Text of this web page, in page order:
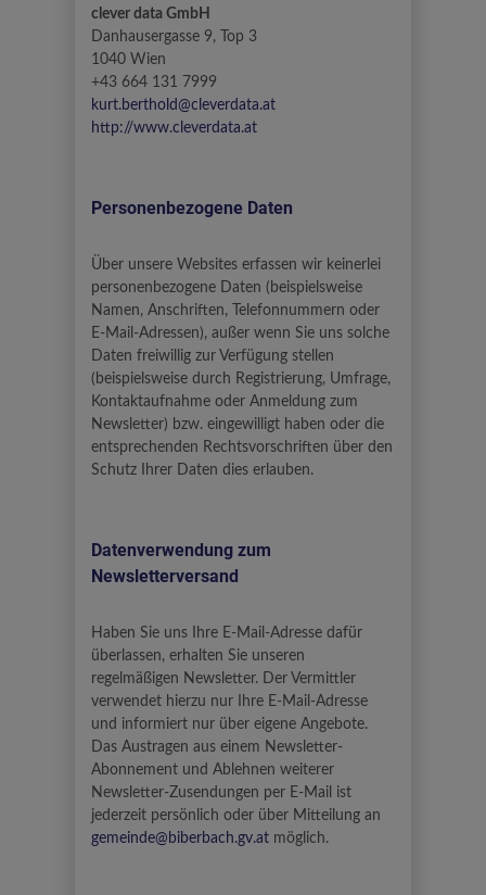
clever data GmbH
Danhausergasse 9, Top 3
1040 Wien
+43 664 131 7999
kurt.berthold@cleverdata.at
http://www.cleverdata.at
Personenbezogene Daten
Über unsere Websites erfassen wir keinerlei
personenbezogene Daten (beispielsweise
Namen, Anschriften, Telefonnummern oder
E-Mail-Adressen), außer wenn Sie uns solche
Daten freiwillig zur Verfügung stellen
(beispielsweise durch Registrierung, Umfrage,
Kontaktaufnahme oder Anmeldung zum
Newsletter) bzw. eingewilligt haben oder die
entsprechenden Rechtsvorschriften über den
Schutz Ihrer Daten dies erlauben.
Datenverwendung zum
Newsletterversand
Haben Sie uns Ihre E-Mail-Adresse dafür
überlassen, erhalten Sie unseren
regelmäßigen Newsletter. Der Vermittler
verwendet hierzu nur Ihre E-Mail-Adresse
und informiert nur über eigene Angebote.
Das Austragen aus einem Newsletter-
Abonnement und Ablehnen weiterer
Newsletter-Zusendungen per E-Mail ist
jederzeit persönlich oder über Mitteilung an
gemeinde@biberbach.gv.at möglich.